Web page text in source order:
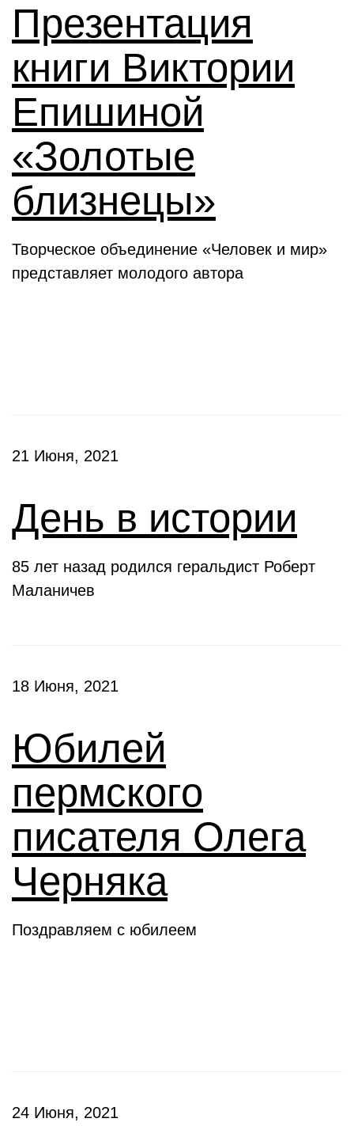
Презентация
книги Виктории
Епишиной
«Золотые
близнецы»
Творческое объединение «Человек и мир»
представляет молодого автора
21 Июня, 2021
День в истории
85 лет назад родился геральдист Роберт
Маланичев
18 Июня, 2021
Юбилей
пермского
писателя Олега
Черняка
Поздравляем с юбилеем
24 Июня, 2021